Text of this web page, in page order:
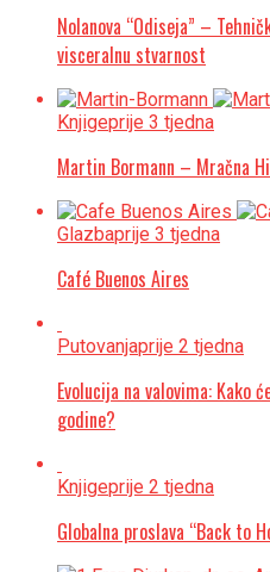
Nolanova “Odiseja” –
visceralnu stvarnost
Knjigeprije 3 tjedna
Martin Bormann – Mračna
Glazbaprije 3 tjedna
Café Buenos Aires
Putovanjaprije 2 tjedna
Evolucija na valovima:
godine?
Knjigeprije 2 tjedna
Globalna proslava “Back to